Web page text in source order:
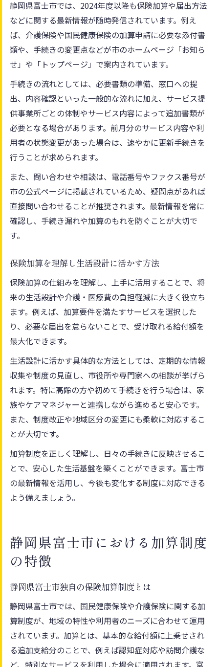
静岡県富士市では、2024年度以降も保険加算や届出方法
などに関する最新情報が随時発信されています。例え
ば、介護保険や国民健康保険の加算申請に必要な添付書
類や、手続きの変更点などが市のホームページ「お知ら
せ」や「トップページ」で案内されています。
手続きの流れとしては、必要書類の準備、窓口への提
出、内容確認といった一般的な流れに加え、サービス提
供事業所ごとの体制やサービス内容によって追加書類が
必要となる場合があります。前月分のサービス内容や利
用者の状態変更があった場合は、速やかに更新手続きを
行うことが求められます。
また、問い合わせや相談は、電話番号やファクス番号が
市の公式ページに掲載されているため、疑問点があれば
直接問い合わせることが推奨されます。最新情報を常に
確認し、手続き漏れや加算のもれを防ぐことが大切で
す。
保険加算を理解し生活設計に活かす方法
保険加算の仕組みを理解し、上手に活用することで、将
来の生活設計や介護・医療費の負担軽減に大きく役立ち
ます。例えば、加算要件を満たすサービスを選択した
り、必要な届出を怠らないことで、受け取れる給付額を
最大化できます。
生活設計に活かす具体的な方法としては、定期的な情報
収集や制度の見直し、市役所や専門家への相談が挙げら
れます。特に高齢の方や初めて手続きを行う場合は、家
族やケアマネジャーと連携しながら進めると安心です。
また、制度改正や地域区分の変更にも柔軟に対応するこ
とが大切です。
加算制度を正しく理解し、日々の手続きに反映させるこ
とで、安心した生活基盤を築くことができます。富士市
の最新情報を活用し、今後も変化する制度に対応できる
よう備えましょう。
静岡県富士市における加算制度
の特徴
静岡県富士市独自の保険加算制度とは
静岡県富士市では、国民健康保険や介護保険に関する加
算制度が、地域の特性や利用者のニーズに合わせて運用
されています。加算とは、基本的な給付額に上乗せされ
る追加支給分のことで、例えば認知症対応や訪問介護な
ど、特別なサービスを利用した場合に適用されます。富